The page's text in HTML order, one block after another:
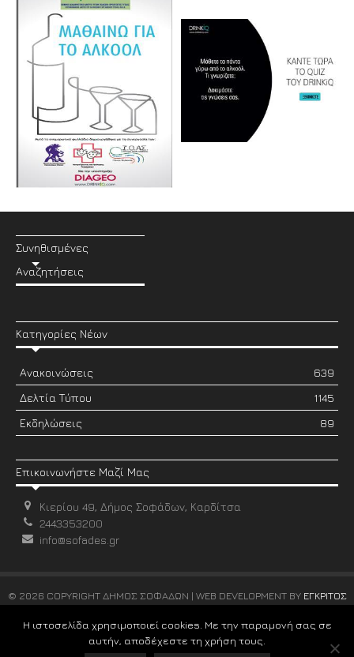
Συνηθισμένες
Αναζητήσεις
Κατηγορίες Νέων
Ανακοινώσεις
639
Δελτία Τύπου
1145
Εκδηλώσεις
89
Επικοινωνήστε Μαζί Μας
Κιερίου 49, Δήμος Σοφάδων, Καρδίτσα
2443353200
info@sofades.gr
© 2026 COPYRIGHT ΔΗΜΟΣ ΣΟΦΑΔΩΝ | WEB DEVELOPMENT BY ΕΓΚΡΙΤΟΣ
Η ιστοσελίδα χρησιμοποιεί cookies. Με την παραμονή σας σε
αυτήν, αποδέχεστε τη χρήση τους.